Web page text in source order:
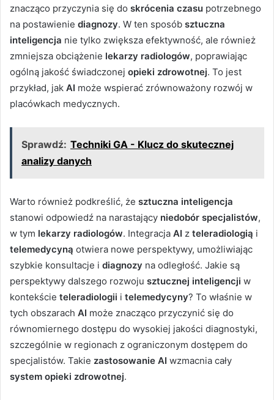
znacząco przyczynia się do skrócenia czasu potrzebnego
na postawienie diagnozy. W ten sposób sztuczna
inteligencja nie tylko zwiększa efektywność, ale również
zmniejsza obciążenie lekarzy radiologów, poprawiając
ogólną jakość świadczonej opieki zdrowotnej. To jest
przykład, jak AI może wspierać zrównoważony rozwój w
placówkach medycznych.
Sprawdź: Techniki GA - Klucz do skutecznej
analizy danych
Warto również podkreślić, że sztuczna inteligencja
stanowi odpowiedź na narastający niedobór specjalistów,
w tym lekarzy radiologów. Integracja AI z teleradiologią i
telemedycyną otwiera nowe perspektywy, umożliwiając
szybkie konsultacje i diagnozy na odległość. Jakie są
perspektywy dalszego rozwoju sztucznej inteligencji w
kontekście teleradiologii i telemedycyny? To właśnie w
tych obszarach AI może znacząco przyczynić się do
równomiernego dostępu do wysokiej jakości diagnostyki,
szczególnie w regionach z ograniczonym dostępem do
specjalistów. Takie zastosowanie AI wzmacnia cały
system opieki zdrowotnej.